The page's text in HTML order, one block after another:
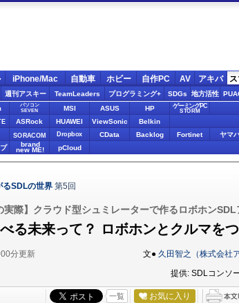
iPhone/Mac 自動車 ホビー 自作PC AV アキバ
週刊アスキー TeamLeaders プログラミング+ SDGs 地方活性
パソコン
SEVEN
MSI ASUS HP ゲーミングPC
STORM
ASRock HUAWEI ViewSonic Belkin
SORACOM Dropbox CData Backlog Fortinet ヤマ
brand
new ME! pCloud
るSDLの世界 第5回
実際】クラウド型シュミレーターで作るロボホンSDL
る未来って？ ロボホンとクルマを
分更新 文● 久田智之（株式会社
提供: SDLコンソ
一覧 お気に入り